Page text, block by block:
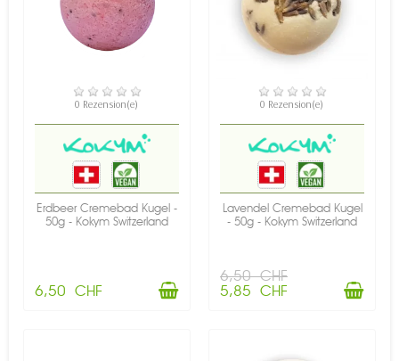
VERFÜGBAR
0 Rezension(e)
Erdbeer Cremebad Kugel -
50g - Kokym Switzerland
6,50 CHF
VERFÜGBAR
0 Rezension(e)
Lavendel Cremebad Kugel
- 50g - Kokym Switzerland
6,50 CHF
5,85 CHF